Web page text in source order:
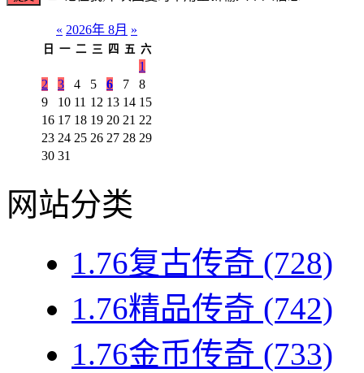
« 2026年 8月 »
日 一 二 三 四 五 六
1
2
3 4 5 6 7
8
9
10 11 12 13 14 15
16 17 18 19 20 21 22
23 24 25 26 27 28 29
30 31
网站分类
1.76复古传奇 (728)
1.76精品传奇 (742)
1.76金币传奇 (733)